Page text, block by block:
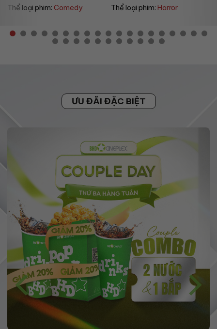
loại phim:Comedy Thể loại phim:Horror
ƯU ĐÃI ĐẶC BIỆT